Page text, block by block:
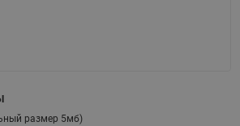
размер 5мб)